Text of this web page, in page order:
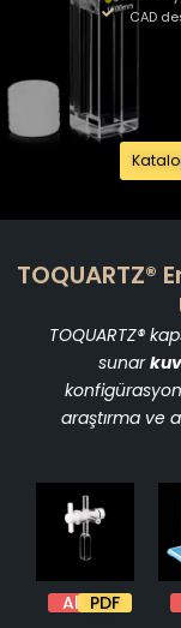
CAD
TOQUARTZ®
sunar
araştırma ve
AlıntıPDF